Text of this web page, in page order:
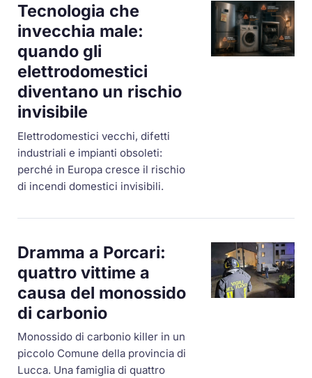
Tecnologia che
invecchia male:
quando gli
elettrodomestici
diventano un rischio
invisibile
Elettrodomestici vecchi, difetti
industriali e impianti obsoleti:
perché in Europa cresce il rischio
di incendi domestici invisibili.
Dramma a Porcari:
quattro vittime a
causa del monossido
di carbonio
Monossido di carbonio killer in un
piccolo Comune della provincia di
Lucca. Una famiglia di quattro